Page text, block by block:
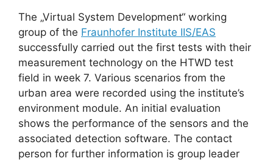
The „Virtual System Development“ working
group of the Fraunhofer Institute IIS/EAS
successfully carried out the first tests with their
measurement technology on the HTWD test
field in week 7. Various scenarios from the
urban area were recorded using the institute’s
environment module. An initial evaluation
shows the performance of the sensors and the
associated detection software. The contact
person for further information is group leader